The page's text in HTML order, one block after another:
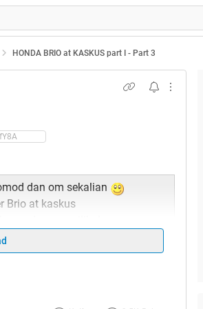
HONDA BRIO at KASKUS part I - Part 3
dan om sekalian
Brio at kaskus
menjadikannya sebagai
saling share mulai dari
dimodifikasi maupun yg masih